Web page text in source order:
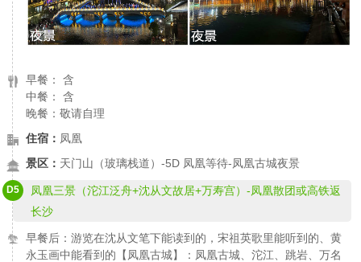
早餐： 含
中餐： 含
晚餐：敬请自理
住宿： 凤凰
景区： 天门山（玻璃栈道）-5D 凤凰等待-凤凰古城夜景
D5
凤凰三景（沱江泛舟+沈从文故居+万寿宫）-凤凰散团或高铁返
长沙
早餐后：游览在沈从文笔下能读到的，宋祖英歌里能听到的、黄
永玉画中能看到的【凤凰古城】：凤凰古城、沱江、跳岩、万名